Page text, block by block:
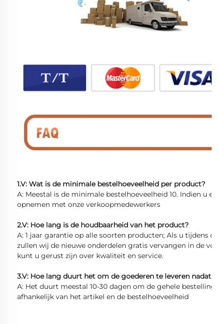
1.V: Wat is de minimale bestelhoeveelheid per product?
A: Meestal is de minimale bestelhoeveelheid 10. Indien u
opnemen met onze verkoopmedewerkers
2.V: Hoe lang is de houdbaarheid van het product?
A: 1 jaar garantie op alle soorten producten; Als u tijdens
zullen wij de nieuwe onderdelen gratis vervangen in de
kunt u gerust zijn over kwaliteit en service.
3.V: Hoe lang duurt het om de goederen te leveren nadat
A: Het duurt meestal 10-30 dagen om de gehele
afhankelijk van het artikel en de bestelhoeveelheid